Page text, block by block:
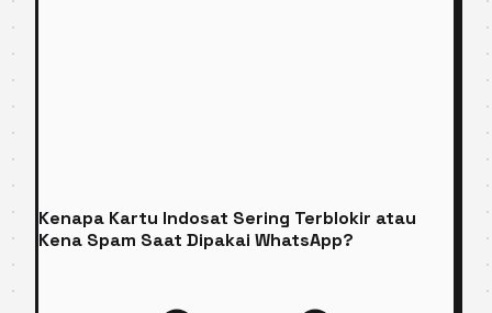
Kenapa Kartu Indosat Sering Terblokir atau
Kena Spam Saat Dipakai WhatsApp?